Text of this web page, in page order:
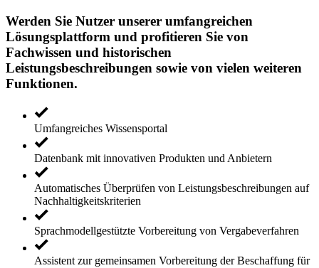
Werden Sie Nutzer unserer umfangreichen
Lösungsplattform und profitieren Sie von
Fachwissen und historischen
Leistungsbeschreibungen sowie von vielen weiteren
Funktionen.
Umfangreiches Wissensportal
Datenbank mit innovativen Produkten und Anbietern
Automatisches Überprüfen von Leistungsbeschreibungen auf
Nachhaltigkeitskriterien
Sprachmodellgestützte Vorbereitung von Vergabeverfahren
Assistent zur gemeinsamen Vorbereitung der Beschaffung für